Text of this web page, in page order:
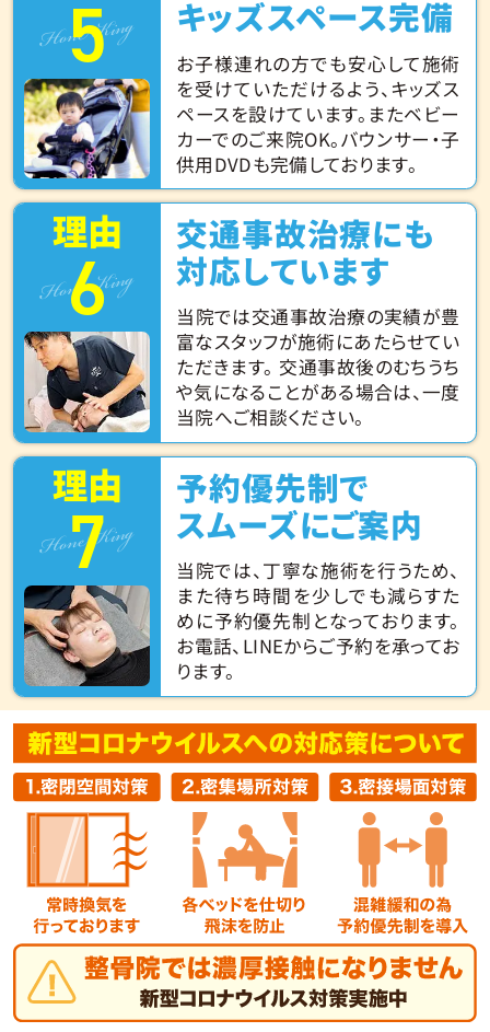
5
Hone King
キッズスペース完備
お子様連れの方でも安心して施術
を受けていただけるよう、キッズス
ペースを設けています。またベビー
カーでのご来院OK。バウンサー・子
供用DVDも完備しております。
理由
6
Hone King
交通事故治療にも
対応しています
当院では交通事故治療の実績が豊
富なスタッフが施術にあたらせてい
ただきます。 交通事故後のむちうち
や気になることがある場合は、一度
当院へご相談ください。
理由
7
Hone King
予約優先制で
スムーズにご案内
当院では、丁寧な施術を行うため、
また待ち時間を少しでも減らすた
めに予約優先制となっております。
お電話、LINEからご予約を承ってお
ります。